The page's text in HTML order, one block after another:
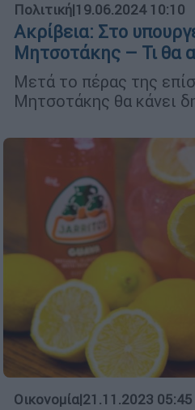
Πολιτική|19.06.2024 10:10
Ακρίβεια: Στο
Μητσοτάκης – Τι θα
Μετά το πέρας της
Μητσοτάκης θα κάνει
Οικονομία|21.11.2023 05:45